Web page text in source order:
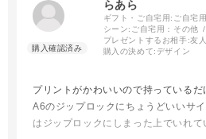
らあら
ギフト・ご自宅用: ご自宅用
シーン: ご自宅用：その他
プレゼントするお相手:友人
購入の決めて: デザイン
プリントがかわいいので持っている
A6のジップロックにちょうどいいサ
はジップロックにしまった上でいれ